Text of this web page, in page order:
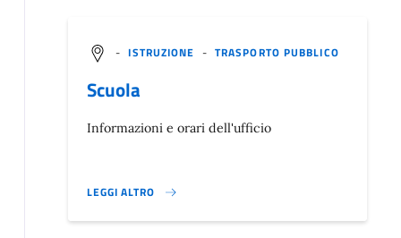
- ISTRUZIONE - TRASPORTO PUBBLICO
Scuola
Informazioni e orari dell'ufficio
LEGGI ALTRO
}